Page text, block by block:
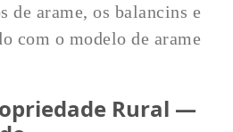
de arame, os balancins e
com o modelo de arame
Rural —